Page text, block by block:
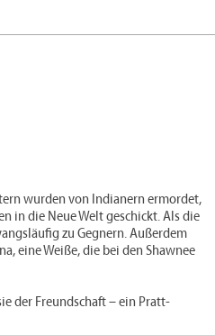
wurden von Indianern ermordet,
in die Neue Welt geschickt. Als die
zu Gegnern. Außerdem
eine Weiße, die bei den Shawnee
der Freundschaft – ein Pratt-